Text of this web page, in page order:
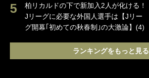
柏リカルドの下で新加入2人が化ける！
Jリーグに必要な外国人選手は【Jリー
グ開幕｢初めての秋春制｣の大激論】(4)
ランキングをもっと見る